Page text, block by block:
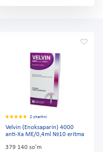
2 sharhni
Velvin (Enoksaparin) 4000
anti-Xa ME/0,4ml №10 eritma
379 140 so'm